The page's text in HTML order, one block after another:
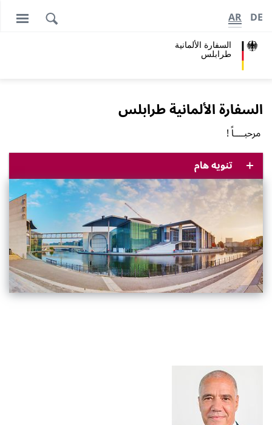
السفارة الألمانية
طرابلس
DE
AR
السفارة الألمانية طرابلس
مرحبــــاً !
تنويه هام